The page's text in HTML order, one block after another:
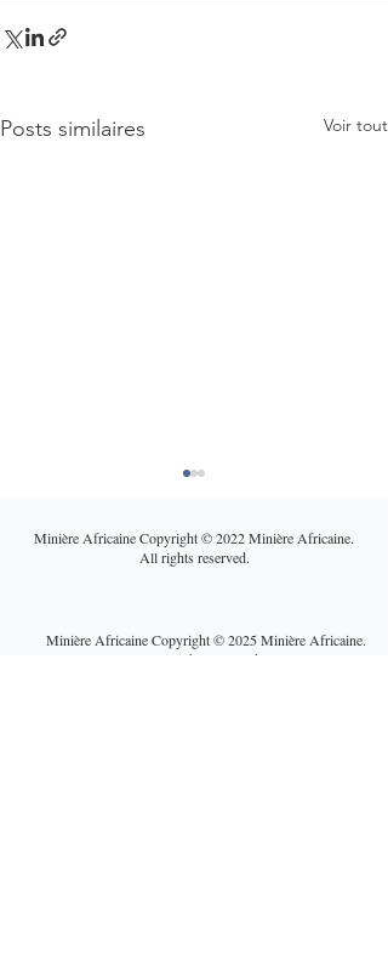
Posts similaires Voir tout
Minière Africaine Copyright © 2022 Minière Africaine.
All rights reserved.
Minière Africaine Copyright © 2025 Minière Africaine.
All rights reserved.